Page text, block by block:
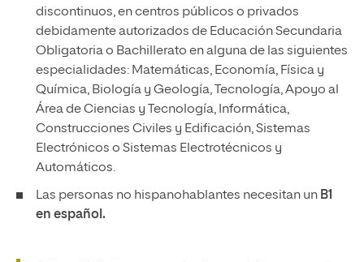
discontinuos, en centros públicos o privados
debidamente autorizados de Educación Secundaria
Obligatoria o Bachillerato en alguna de las siguientes
especialidades: Matemáticas, Economía, Física y
Química, Biología y Geología, Tecnología, Apoyo al
Área de Ciencias y Tecnología, Informática,
Construcciones Civiles y Edificación, Sistemas
Electrónicos o Sistemas Electrotécnicos y
Automáticos.
Las personas no hispanohablantes necesitan un B1
en español.